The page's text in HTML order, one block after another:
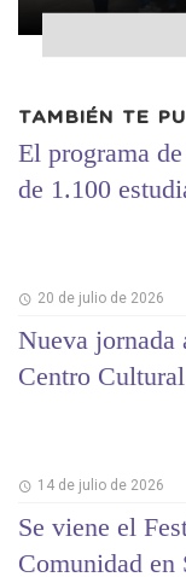
TAMBIÉN TE
El programa
de 1.100
20 de julio de 2026
Nueva jornada
Centro
14 de julio de 2026
Se viene el
Comunidad en